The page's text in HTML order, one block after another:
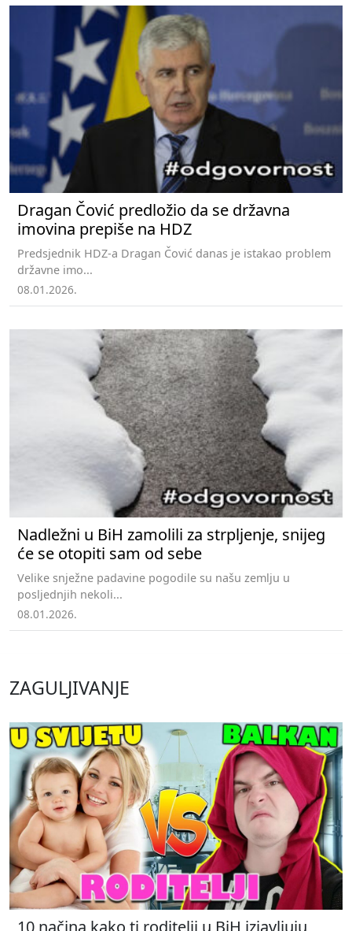
Dragan Čović predložio da se državna
imovina prepiše na HDZ
Predsjednik HDZ-a Dragan Čović danas je istakao problem
državne imo...
08.01.2026.
Nadležni u BiH zamolili za strpljenje, snijeg
će se otopiti sam od sebe
Velike snježne padavine pogodile su našu zemlju u
posljednjih nekoli...
08.01.2026.
ZAGULJIVANJE